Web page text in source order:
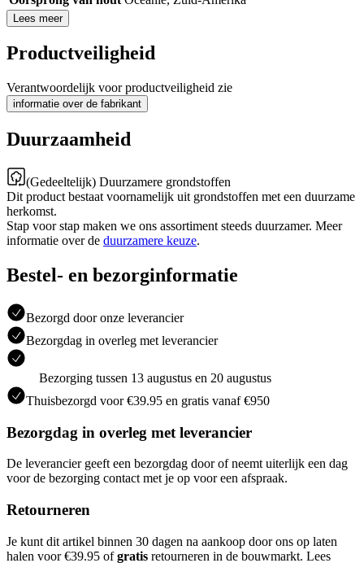
Lees meer
Productveiligheid
Verantwoordelijk voor productveiligheid zie
informatie over de fabrikant
Duurzaamheid
(Gedeeltelijk) Duurzamere grondstoffen
Dit product bestaat voornamelijk uit grondstoffen met een duurzame
herkomst.
Stap voor stap maken we ons assortiment steeds duurzamer. Meer
informatie over de duurzamere keuze.
Bestel- en bezorginformatie
Bezorgd door onze leverancier
Bezorgdag in overleg met leverancier
Bezorging tussen 13 augustus en 20 augustus
Thuisbezorgd voor €39.95 en gratis vanaf €950
Bezorgdag in overleg met leverancier
De leverancier geeft een bezorgdag door of neemt uiterlijk een dag
voor de bezorging contact met je op voor een afspraak.
Retourneren
Je kunt dit artikel binnen 30 dagen na aankoop door ons op laten
halen voor €39.95 ofgratis retourneren in de bouwmarkt. Lees